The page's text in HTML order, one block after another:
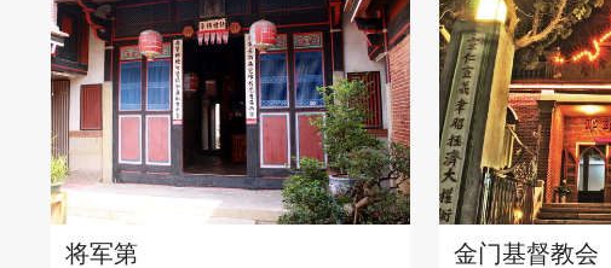
将军第 金门基督教会